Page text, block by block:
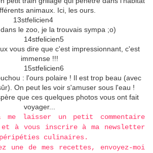
animaux. Ici, les ours.
le zoo, je la trouvais sympa ;o)
vous dire que c'est impressionnant, c'est
immense !!!
: l'ours polaire ! Il est trop beau (avec
On peut les voir s'amuser sous l'eau !
que ces quelques photos vous ont fait
voyager...
me laisser un petit commentaire
à vous inscrire à ma newsletter
culinaires.
une de mes recettes, envoyez-moi